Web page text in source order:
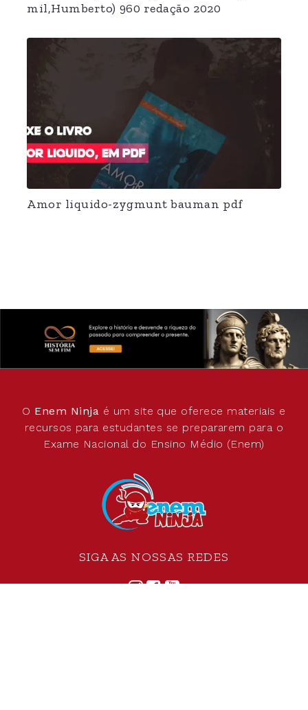
mil,Humberto) 960 redação 2020
Amor liquido-zygmunt bauman pdf
O Enem Ninja é um site que oferece materiais e
recursos para estudantes se prepararem para o
Exame Nacional do Ensino Médio (Enem)
SIGA AS NOSSAS REDES